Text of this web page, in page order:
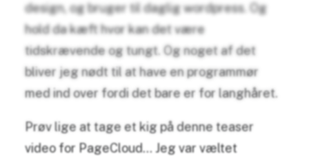
design, og bruger til daglig wordpress. Og
hold da kæft hvor kan det være
tidskrævende og tungt. Og noget af det
bliver jeg nødt til at have en programmør
med ind over fordi det bare er for langhåret.
Prøv lige at tage et kig på denne teaser
video for PageCloud… Jeg var væltet